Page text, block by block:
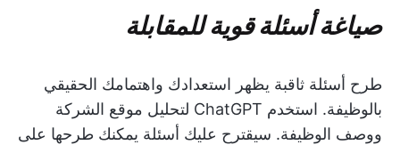
صياغة أسئلة قوية للمقابلة
طرح أسئلة ثاقبة يظهر استعدادك واهتمامك الحقيقي
بالوظيفة. استخدم ChatGPT لتحليل موقع الشركة
ووصف الوظيفة. سيقترح عليك أسئلة يمكنك طرحها على